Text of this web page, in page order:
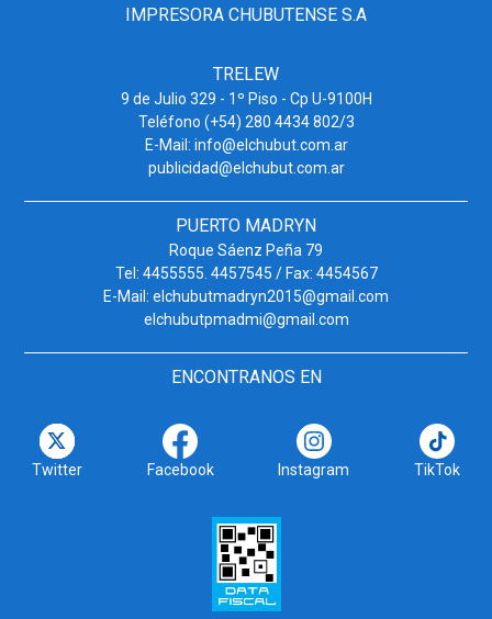
IMPRESORA CHUBUTENSE S.A
TRELEW
9 de Julio 329 - 1º Piso - Cp U-9100H
Teléfono (+54) 280 4434 802/3
E-Mail: info@elchubut.com.ar
publicidad@elchubut.com.ar
PUERTO MADRYN
Roque Sáenz Peña 79
Tel: 4455555. 4457545 / Fax: 4454567
E-Mail: elchubutmadryn2015@gmail.com
elchubutpmadmi@gmail.com
ENCONTRANOS EN
Twitter Facebook Instagram TikTok